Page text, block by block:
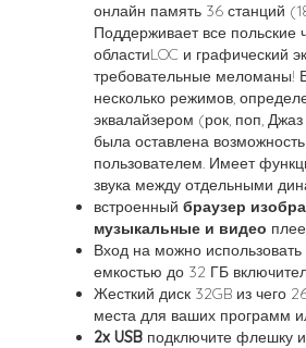
онлайн память 36 станций
Поддерживает все польские
областиLOC и графический
требовательные меломаны!
несколько режимов,
эквалайзером (рок, поп, Джаз
была оставлена
пользователем. Имеет
звука между отдельными
встроенный браузер
музыкальные и видео
Вход на можно использовать
емкостью до 32 ГБ
Жесткий диск 32GB из чего
места для ваших программ
2x USB подключите флешку